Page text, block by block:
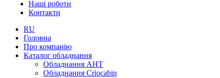
Наші роботи
Контакти
RU
Головна
Про компанію
Каталог обладнання
Обладнання AHT
Обладнання Criocabin